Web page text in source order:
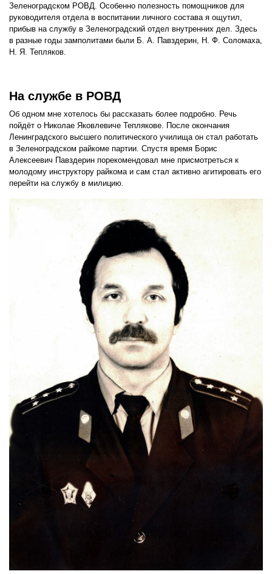
Зеленоградском РОВД. Особенно полезность помощников для
руководителя отдела в воспитании личного состава я ощутил,
прибыв на службу в Зеленоградский отдел внутренних дел. Здесь
в разные годы замполитами были Б. А. Павздерин, Н. Ф. Соломаха,
Н. Я. Тепляков.
На службе в РОВД
Об одном мне хотелось бы рассказать более подробно. Речь
пойдёт о Николае Яковлевиче Теплякове. После окончания
Ленинградского высшего политического училища он стал работать
в Зеленоградском райкоме партии. Спустя время Борис
Алексеевич Павздерин порекомендовал мне присмотреться к
молодому инструктору райкома и сам стал активно агитировать его
перейти на службу в милицию.